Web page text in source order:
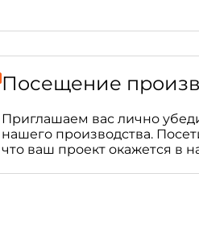
Посещение
Приглашаем вас лично
нашего производства.
что ваш проект окажется в